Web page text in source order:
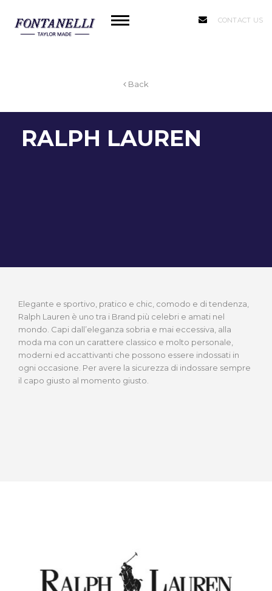
CONTACT US
Back
RALPH LAUREN
Elegante e sportivo, pratico e chic, comodo e di tendenza,
Ralph Lauren è uno tra i Brand più celebri e amati nel
mondo. Capi dall’eleganza sobria e mai eccessiva, alla
moda ma con un carattere classico e molto personale,
moderni ed accattivanti che possono essere indossati in
ogni occasione. Per avere la sicurezza di indossare sempre
il capo giusto al momento giusto.